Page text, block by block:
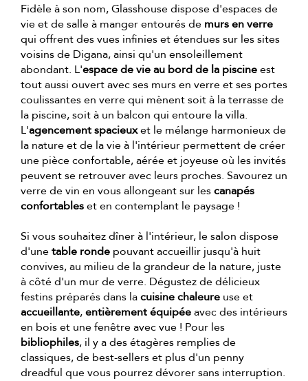
Fidèle à son nom, Glasshouse dispose d'espaces de
vie et de salle à manger entourés de murs en verre
qui offrent des vues infinies et étendues sur les sites
voisins de Digana, ainsi qu'un ensoleillement
abondant. L'espace de vie au bord de la piscineest
tout aussi ouvert avec ses murs en verre et ses portes
coulissantes en verre qui mènent soit à la terrasse de
la piscine, soit à un balcon qui entoure la villa.
L'agencement spacieuxet le mélange harmonieux de
la nature et de la vie à l'intérieur permettent de créer
une pièce confortable, aérée et joyeuse où les invités
peuvent se retrouver avec leurs proches. Savourez un
verre de vin en vous allongeant sur lescanapés
confortableset en contemplant le paysage !
Si vous souhaitez dîner à l'intérieur, le salon dispose
d'unetable ronde pouvant accueillir jusqu'à huit
convives, au milieu de la grandeur de la nature, juste
à côté d'un mur de verre. Dégustez de délicieux
festins préparés dans lacuisine chaleure use et
accueillante,entièrement équipéeavec des intérieurs
en bois et une fenêtre avec vue ! Pour les
bibliophiles, il y a des étagères remplies de
classiques, de best-sellers et plus d'un penny
dreadful que vous pourrez dévorer sans interruption.